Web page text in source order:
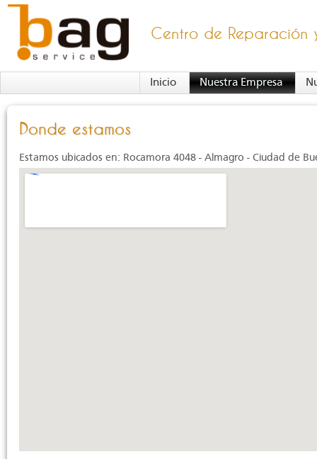
Centro de
Inicio Nuestra Empresa
Donde estamos
Estamos ubicados en: Rocamora 4048 - Almagro - Ciudad de